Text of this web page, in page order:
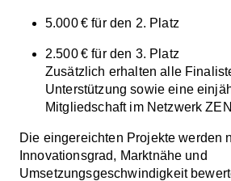
5.000 € für den 2. Platz
2.500 € für den 3. Platz
Zusätzlich erhalten alle
Unterstützung sowie eine
Mitgliedschaft im Netzwerk
Die eingereichten Projekte werden
Innovationsgrad, Marktnähe und
Umsetzungsgeschwindigkeit